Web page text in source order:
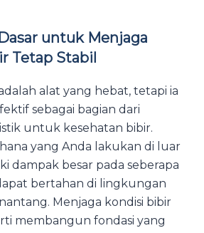
untuk Menjaga
Tetap Stabil
alat yang hebat, tetapi ia
sebagai bagian dari
untuk kesehatan bibir.
yang Anda lakukan di luar
dampak besar pada seberapa
bertahan di lingkungan
Menjaga kondisi bibir
membangun fondasi yang